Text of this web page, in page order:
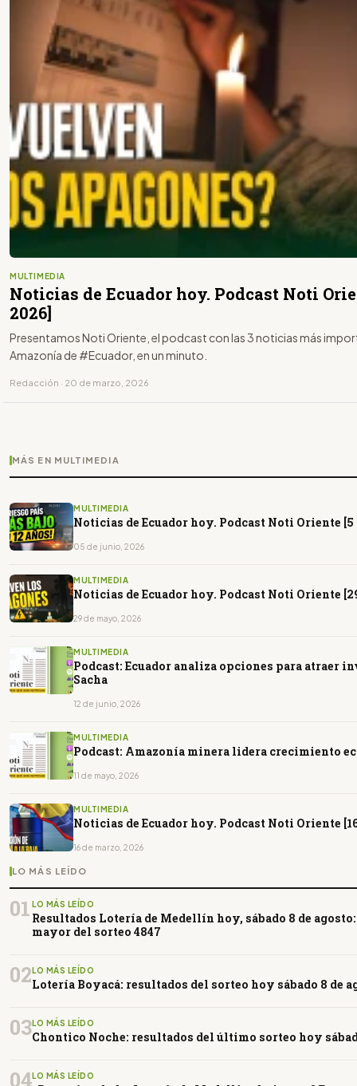
MULTIMEDIA
Noticias de Ecuador hoy. Podcast Noti
2026]
Presentamos Noti Oriente, el podcast con las 3 noticias más
Amazonía de #Ecuador, en un minuto.
Redacción · 20 de marzo, 2026
MÁS EN MULTIMEDIA
MULTIMEDIA
Noticias de Ecuador hoy. Podcast Noti Oriente [5
05 de junio, 2026
MULTIMEDIA
Noticias de Ecuador hoy. Podcast Noti Oriente
29 de mayo, 2026
MULTIMEDIA
Podcast: Ecuador analiza opciones para atraer
Sacha
12 de junio, 2026
MULTIMEDIA
Podcast: Amazonía minera lidera crecimiento
11 de mayo, 2026
MULTIMEDIA
Noticias de Ecuador hoy. Podcast Noti Oriente
16 de marzo, 2026
LO MÁS LEÍDO
01 LO MÁS LEÍDO
Resultados Lotería de Medellín hoy, sábado 8 de
mayor del sorteo 4847
02LO MÁS LEÍDO
Lotería Boyacá: resultados del sorteo hoy sábado 8 de
03LO MÁS LEÍDO
Chontico Noche: resultados del último sorteo hoy
04LO MÁS LEÍDO